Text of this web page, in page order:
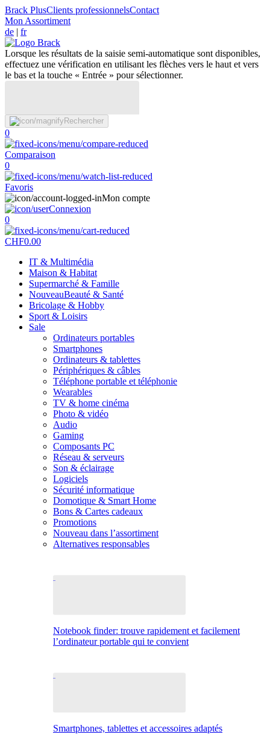
Brack PlusClients professionnelsContact
Mon Assortiment
de | fr
Lorsque les résultats de la saisie semi-automatique sont disponibles,
effectuez une vérification en utilisant les flèches vers le haut et vers
le bas et la touche « Entrée » pour sélectionner.
Rechercher
0
Comparaison
0
Favoris
Mon compte
Connexion
0
CHF0.00
IT & Multimédia
Maison & Habitat
Supermarché & Famille
NouveauBeauté & Santé
Bricolage & Hobby
Sport & Loisirs
Sale
Ordinateurs portables
Smartphones
Ordinateurs & tablettes
Périphériques & câbles
Téléphone portable et téléphonie
Wearables
TV & home cinéma
Photo & vidéo
Audio
Gaming
Composants PC
Réseau & serveurs
Son & éclairage
Logiciels
Sécurité informatique
Domotique & Smart Home
Bons & Cartes cadeaux
Promotions
Nouveau dans l’assortiment
Alternatives responsables
Notebook finder: trouve rapidement et facilement
l’ordinateur portable qui te convient
Smartphones, tablettes et accessoires adaptés